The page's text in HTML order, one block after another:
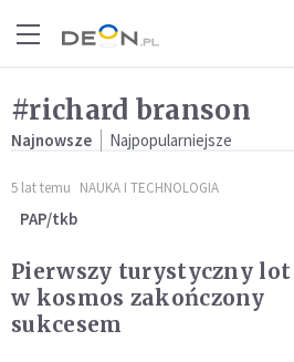
#richard branson
Najnowsze Najpopularniejsze
5 lat temu NAUKA I TECHNOLOGIA
PAP/tkb
Pierwszy turystyczny lot
w kosmos zakończony
sukcesem